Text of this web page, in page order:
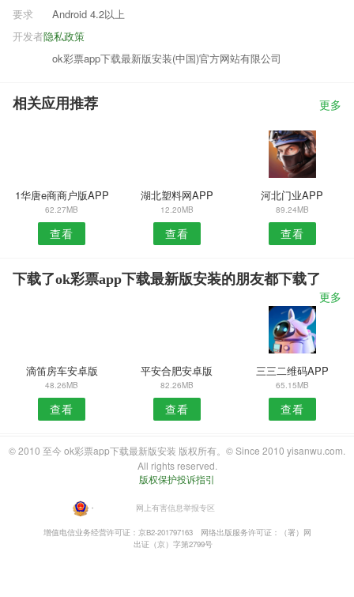
要求
Android 4.2以上
隐私政策
开发者
ok彩票app下载最新版安装(中国)官方网站有限公司
相关应用推荐 更多
1华唐e商商户版APP
62.27MB
查看
湖北塑料网APP
12.20MB
查看
河北门业APP
89.24MB
查看
下载了ok彩票app下载最新版安装的朋友都下载了
更多
滴笛房车安卓版
48.26MB
查看
平安合肥安卓版
82.26MB
查看
三三二维码APP
65.15MB
查看
© 2010 至今 ok彩票app下载最新版安装 版权所有。© Since 2010 yisanwu.com.
All rights reserved.
版权保护投诉指引
・ 网上有害信息举报专区
增值电信业务经营许可证：京B2-201797163
网络出版服务许可证：（署）网
出证（京）字第2799号